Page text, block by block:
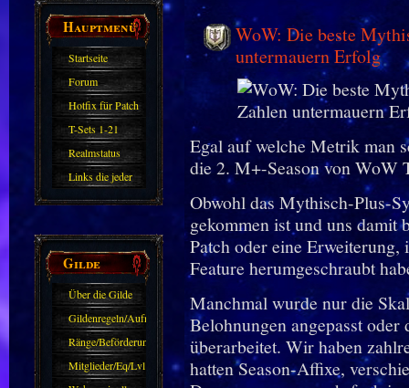
Hauptmenü
Startseite
Forum
Hotfix für Patch
11.X
T-Sets 1-21
Realmstatus
Links die jeder
kennen sollte?!
Gilde
Über die Gilde
(DAW)
Gildenregeln/Aufnahme
Ränge/Beförderungen
Mitglieder/Eq/Lvl
WoW: Die beste
untermauern Erfolg
Egal auf welche Metrik man
die 2. M+-Season von WoW
Obwohl das Mythisch-Plus-
gekommen ist und uns damit
Patch oder eine
Feature herumgeschraubt
Manchmal wurde nur die
Belohnungen angepasst
überarbeitet. Wir haben
hatten Season-Affixe,